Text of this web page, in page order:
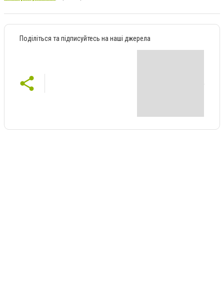
Поділіться та підписуйтесь на наші джерела